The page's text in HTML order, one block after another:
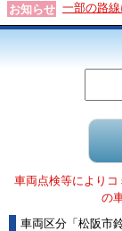
お知らせ 一部の路
車両点検等により
の
車両区分 「 松阪市